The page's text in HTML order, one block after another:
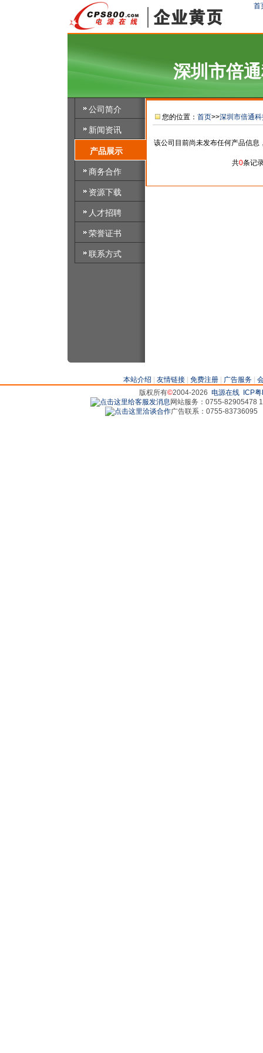
首
深圳市倍
公司简介
新闻资讯
产品展示
商务合作
资源下载
人才招聘
荣誉证书
联系方式
您的位置： 首页>>深圳市倍通
该公司目前尚未发布任何产品信息
共0条记
本站介绍 友情链接| 免费注册| 广告服务|
版权所有©2004-2026 电源在线
ICP
网站服务：0755-82905478
广告联系：0755-83736095